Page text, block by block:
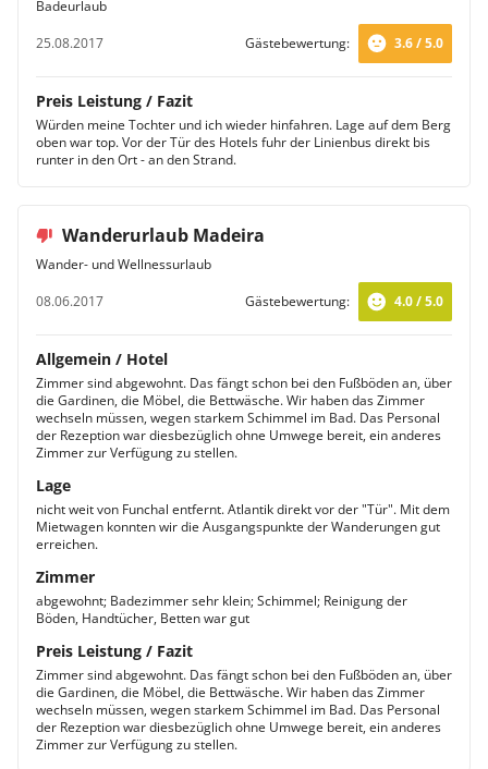
Badeurlaub
25.08.2017
Gästebewertung: 3.6 / 5.0
Preis Leistung / Fazit
Würden meine Tochter und ich wieder hinfahren. Lage auf dem Berg
oben war top. Vor der Tür des Hotels fuhr der Linienbus direkt bis
runter in den Ort - an den Strand.
Wanderurlaub Madeira
Wander- und Wellnessurlaub
08.06.2017
Gästebewertung: 4.0 / 5.0
Allgemein / Hotel
Zimmer sind abgewohnt. Das fängt schon bei den Fußböden an, über
die Gardinen, die Möbel, die Bettwäsche. Wir haben das Zimmer
wechseln müssen, wegen starkem Schimmel im Bad. Das Personal
der Rezeption war diesbezüglich ohne Umwege bereit, ein anderes
Zimmer zur Verfügung zu stellen.
Lage
nicht weit von Funchal entfernt. Atlantik direkt vor der "Tür". Mit dem
Mietwagen konnten wir die Ausgangspunkte der Wanderungen gut
erreichen.
Zimmer
abgewohnt; Badezimmer sehr klein; Schimmel; Reinigung der
Böden, Handtücher, Betten war gut
Preis Leistung / Fazit
Zimmer sind abgewohnt. Das fängt schon bei den Fußböden an, über
die Gardinen, die Möbel, die Bettwäsche. Wir haben das Zimmer
wechseln müssen, wegen starkem Schimmel im Bad. Das Personal
der Rezeption war diesbezüglich ohne Umwege bereit, ein anderes
Zimmer zur Verfügung zu stellen.